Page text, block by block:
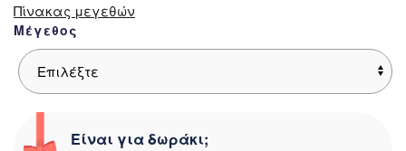
Πίνακας μεγεθών
Μέγεθος
Είναι για δωράκι;